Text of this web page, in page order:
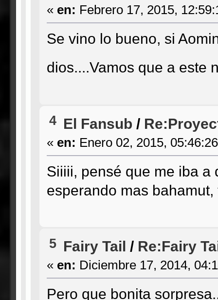
« en: Febrero 17, 2015,
Se vino lo bueno, si
dios....Vamos que a
4 El Fansub /
« en: Enero 02, 2015,
Siiiii, pensé que me iba a
esperando mas
5 Fairy Tail / Re:Fairy
« en: Diciembre 17, 2014,
Pero que bonita